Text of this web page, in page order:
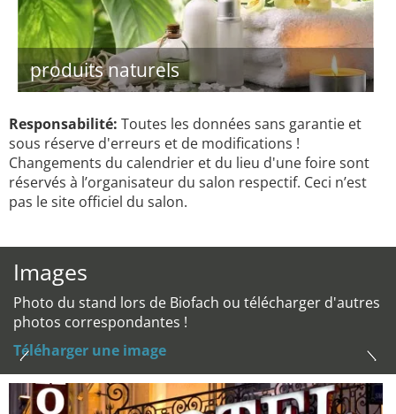
produits naturels
Responsabilité: Toutes les données sans garantie et
sous réserve d'erreurs et de modifications !
Changements du calendrier et du lieu d'une foire sont
réservés à l’organisateur du salon respectif. Ceci n’est
pas le site officiel du salon.
Images
Photo du stand lors de Biofach ou télécharger d'autres
photos correspondantes !
Téléharger une image